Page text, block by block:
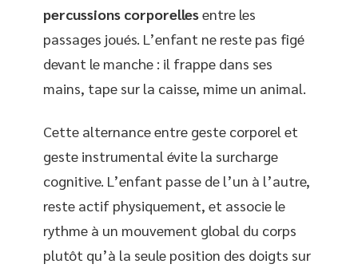
percussions corporellesentre les
passages joués. L’enfant ne reste pas figé
devant le manche : il frappe dans ses
mains, tape sur la caisse, mime un animal.
Cette alternance entre geste corporel et
geste instrumental évite la surcharge
cognitive. L’enfant passe de l’un à l’autre,
reste actif physiquement, et associe le
rythme à un mouvement global du corps
plutôt qu’à la seule position des doigts sur